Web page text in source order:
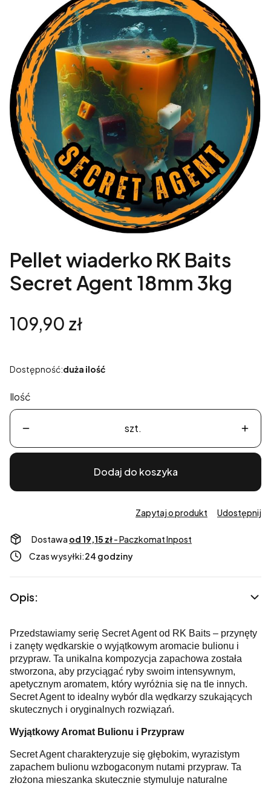
Pellet wiaderko RK Baits
Secret Agent 18mm 3kg
Cena
109,90 zł
Dostępność:duża ilość
Ilość
szt.
Dodaj do koszyka
Zapytaj o produkt Udostępnij
Dostawa od 19,15 zł- Paczkomat Inpost
Czas wysyłki:24 godziny
Opis:
Przedstawiamy serię Secret Agent od RK Baits – przynęty
i zanęty wędkarskie o wyjątkowym aromacie bulionu i
przypraw. Ta unikalna kompozycja zapachowa została
stworzona, aby przyciągać ryby swoim intensywnym,
apetycznym aromatem, który wyróżnia się na tle innych.
Secret Agent to idealny wybór dla wędkarzy szukających
skutecznych i oryginalnych rozwiązań.
Wyjątkowy Aromat Bulionu i Przypraw
Secret Agent charakteryzuje się głębokim, wyrazistym
zapachem bulionu wzbogaconym nutami przypraw. Ta
złożona mieszanka skutecznie stymuluje naturalne